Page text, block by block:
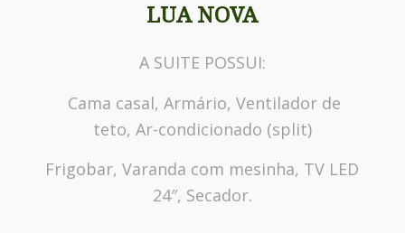
LUA NOVA
A SUITE POSSUI:
Cama casal, Armário, Ventilador de
teto, Ar-condicionado (split)
Frigobar, Varanda com mesinha, TV LED
24″, Secador.